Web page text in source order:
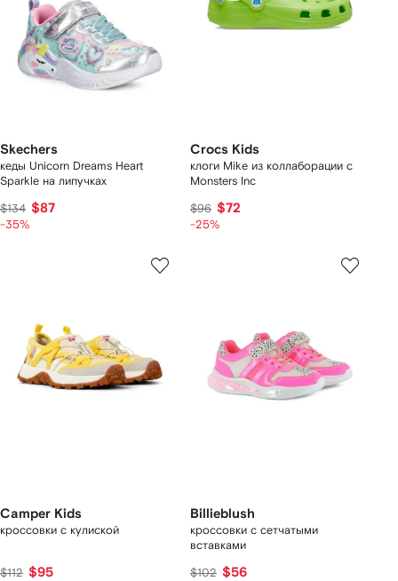
Skechers
кеды Unicorn Dreams Heart
Sparkle на липучках
$134 $87
-35%
Crocs Kids
клоги Mike из коллаборации с
Monsters Inc
$96 $72
-25%
Camper Kids
кроссовки с кулиской
$112 $95
Billieblush
кроссовки с сетчатыми
вставками
$102 $56